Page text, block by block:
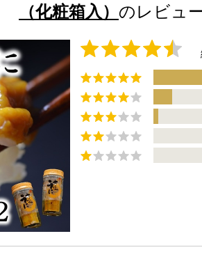
（化粧箱入） のレビュ